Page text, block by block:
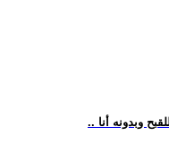
وبدونه أنا